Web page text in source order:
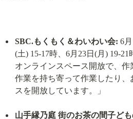
SBC.もくもく＆わいわい会: 6
(土) 15-17時、6月23日(月) 19-
オンラインスペース開放で、
作業を持ち寄って作業したり
スを開放しています。」
山手縁乃庭 街のお茶の間子ど